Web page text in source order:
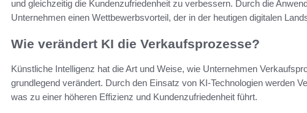
und gleichzeitig die Kundenzufriedenheit zu verbessern. Durch die
Unternehmen einen Wettbewerbsvorteil, der in der heutigen digitalen
Wie verändert KI die Verkaufsprozesse?
Künstliche Intelligenz hat die Art und Weise, wie Unternehmen
grundlegend verändert. Durch den Einsatz von KI-Technologien werden
was zu einer höheren Effizienz und Kundenzufriedenheit führt.